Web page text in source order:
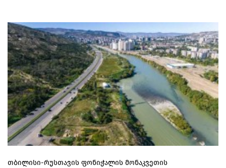
თბილისი-რუსთავის ფონიჭალის მონაკვეთის